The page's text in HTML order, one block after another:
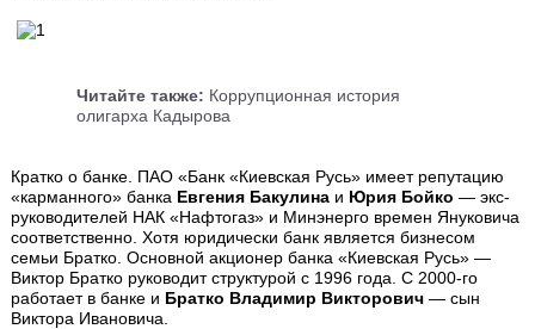
Читайте также: Коррупционная история
олигарха Кадырова
Кратко о банке. ПАО «Банк «Киевская Русь» имеет репутацию
«карманного» банка Евгения Бакулина и Юрия Бойко — экс-
руководителей НАК «Нафтогаз» и Минэнерго времен Януковича
соответственно. Хотя юридически банк является бизнесом
семьи Братко. Основной акционер банка «Киевская Русь» —
Виктор Братко руководит структурой с 1996 года. С 2000-го
работает в банке и Братко Владимир Викторович — сын
Виктора Ивановича.